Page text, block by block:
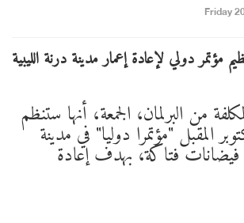
Friday
من البرلمان، الجمعة، أنها ستنظم
المقبل "مؤتمرا دوليا" في مدينة
فيضانات فتاكة، بهدف إعادة